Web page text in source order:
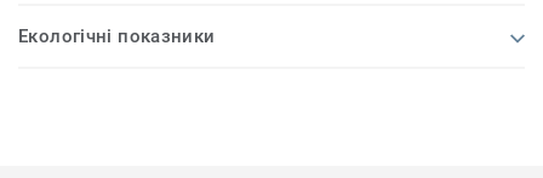
Екологічні показники